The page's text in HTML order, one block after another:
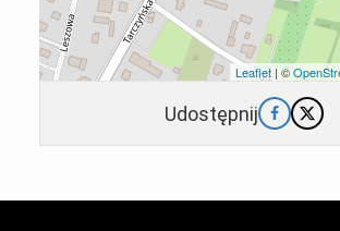
Leaflet | ©
Udostępnij